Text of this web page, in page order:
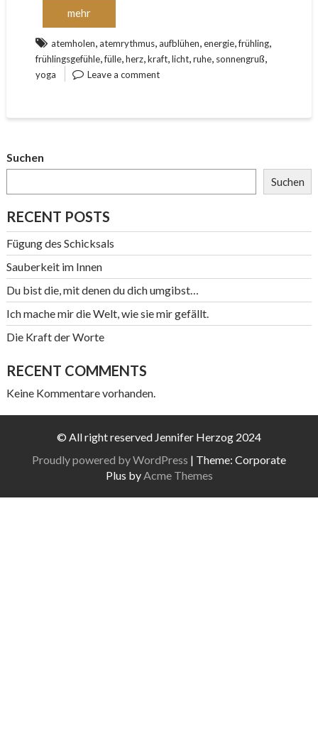
mehr
atemholen,atemrythmus,aufblühen,energie,frühling,
frühlingsgefühle,fülle,herz,kraft,licht,ruhe, sonnengruß,
yoga Leave a comment
Suchen
Suchen
RECENT POSTS
Fügung des Schicksals
Sauberkeit im Innen
Du bist die, mit denen du dich umgibst…
Ich mache mir die Welt, wie sie mir gefällt.
Die Kraft der Worte
RECENT COMMENTS
Keine Kommentare vorhanden.
© All right reserved Jennifer Herzog 2024
Proudly powered by WordPress | Theme: Corporate
Plus byAcme Themes